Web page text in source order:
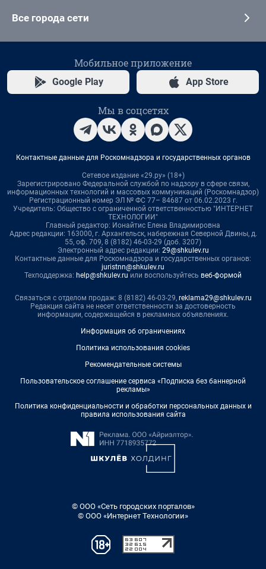
Все города сети
Мобильное приложение
Google Play App Store
Мы в соцсетях
Контактные данные для Роскомнадзора и государственных органов
Сетевое издание «29.ру» (18+)
Зарегистрировано Федеральной службой по надзору в сфере связи,
информационных технологий и массовых коммуникаций (Роскомнадзор)
Регистрационный номер ЭЛ № ФС 77– 84687 от 06.02.2023 г.
Учредитель: Общество с ограниченной ответственностью "ИНТЕРНЕТ
ТЕХНОЛОГИИ"
Главный редактор: Ионайтис Елена Владимировна
Адрес редакции: 163000, г. Архангельск, набережная Северной Двины, д.
55, оф. 709, 8 (8182) 46-03-29 (доб. 3207)
Электронный адрес редакции: 29@shkulev.ru
Контактные данные для Роскомнадзора и государственных органов:
juristnn@shkulev.ru
Техподдержка: help@shkulev.ru или воспользуйтесь веб-формой
Связаться с отделом продаж: 8 (8182) 46-03-29, reklama29@shkulev.ru
Редакция сайта не несет ответственности за достоверность
информации, содержащейся в рекламных объявлениях.
Информация об ограничениях
Политика использования cookies
Рекомендательные системы
Пользовательское соглашение сервиса «Подписка без баннерной
рекламы»
Политика конфиденциальности и обработки персональных данных и
правила использования сайта
© ООО «Сеть городских порталов»
© ООО «Интернет Технологии»